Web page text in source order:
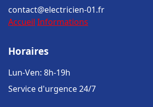
contact@electricien-01.fr
Accueil Informations
Horaires
Lun-Ven: 8h-19h
Service d'urgence 24/7